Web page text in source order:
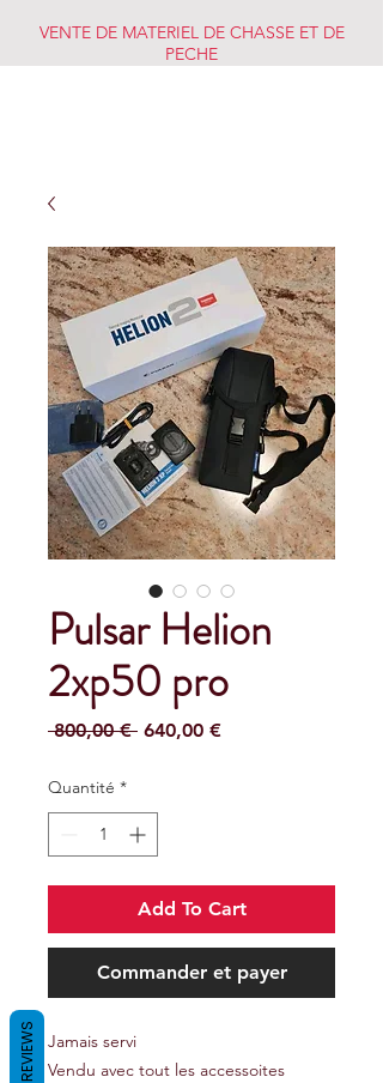
VENTE DE MATERIEL DE CHASSE ET DE
PECHE
Pulsar Helion
2xp50 pro
800,00 € Prix
640,00 €Prix
Quantité *
Add To Cart
Commander et payer
Jamais servi
Vendu avec tout les accessoites
REVIEWS